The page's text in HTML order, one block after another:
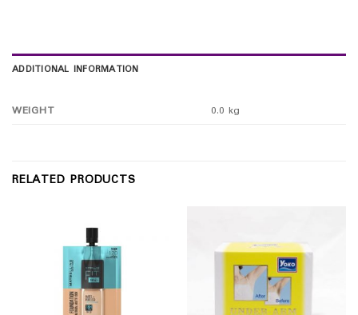
ADDITIONAL INFORMATION
WEIGHT 0.0 kg
RELATED PRODUCTS